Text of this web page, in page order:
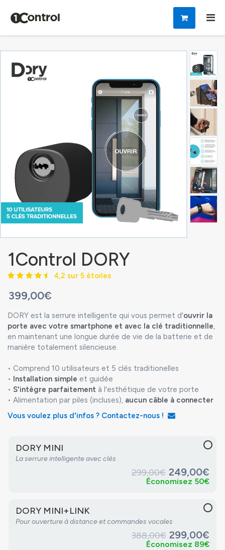
1Control DORY
4,2 sur 5 étoiles
399,00€
DORY est la serrure intelligente qui vous permet d'ouvrir la
porte avec votre smartphone et avec la clé traditionnelle,
en maintenant une longue durée de vie de la batterie et de
manière totalement silencieuse.
• Comprend 10 utilisateurs et 5 clés traditionelles
•
Installation simple et guidée
• S'intègre parfaitement à l'esthétique de votre porte
• Alimentation par piles (incluses), aucun câble à connecter
Vous voulez plus d'infos ? Contactez-nous !
DORY MINI
La serrure intelligente avec clés
299,00€ 249,00€
Économisez 50€
DORY MINI+LINK
Pour ouverture à distance et commandes vocales
388,00€ 299,00€
Économisez 89€